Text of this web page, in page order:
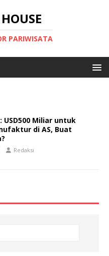
PARIWISATA
USD500 Miliar untuk
di AS, Buat
Redaksi